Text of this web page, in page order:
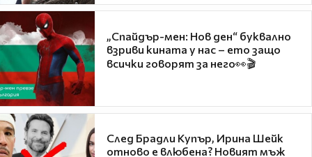
„Спайдър-мен: Нов ден“ буквално
взриви кината у нас – ето защо
всички говорят за него👀🎬
След Брадли Купър, Ирина Шейк
отново е влюбена? Новият мъж